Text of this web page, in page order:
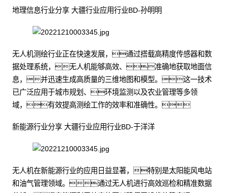
地理信息行业分享 大疆行业应用行业BD-孙明明
无人机测绘行业正在快速发展，通过搭载高精度传感器和数
据处理系统，无人机能够高效、准确地获取地面信
息，并迅速生成高质量的三维地图和模型。这一技术
已广泛应用于城市规划、环境监测以及农业管理等多领
域，有效提高测绘工作的效率和准确性。
新能源行业分享 大疆行业应用行业BD-于洋洋
无人机在新能源行业的应用日益显著，特别是太阳能风电站
和油气管理领域。通过无人机进行高效巡检和精准数据